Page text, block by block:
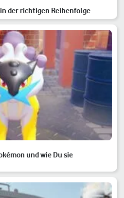
der richtigen Reihenfolge
und wie Du sie